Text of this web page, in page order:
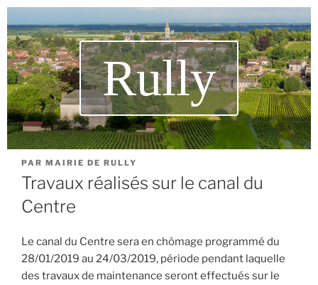
Rully
PAR MAIRIE DE RULLY
Travaux réalisés sur le canal du
Centre
Le canal du Centre sera en chômage programmé du
28/01/2019 au 24/03/2019, période pendant laquelle
des travaux de maintenance seront effectués sur le